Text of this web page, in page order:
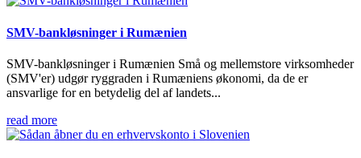
SMV-bankløsninger i Rumænien
SMV-bankløsninger i Rumænien Små og mellemstore virksomheder
(SMV'er) udgør ryggraden i Rumæniens økonomi, da de er
ansvarlige for en betydelig del af landets...
read more